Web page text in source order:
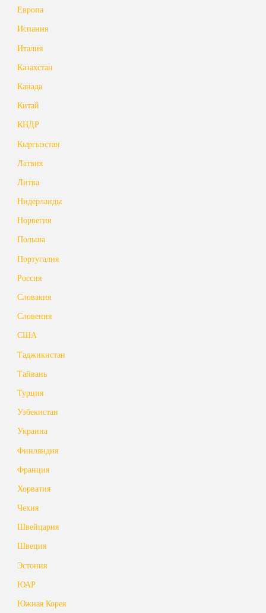
Европа
Испания
Италия
Казахстан
Канада
Китай
КНДР
Кыргызстан
Латвия
Литва
Нидерланды
Норвегия
Польша
Португалия
Россия
Словакия
Словения
США
Таджикистан
Тайвань
Турция
Узбекистан
Украина
Финляндия
Франция
Хорватия
Чехия
Швейцария
Швеция
Эстония
ЮАР
Южная Корея